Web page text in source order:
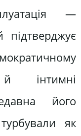
—
підтверджує
й інтимні
його
як